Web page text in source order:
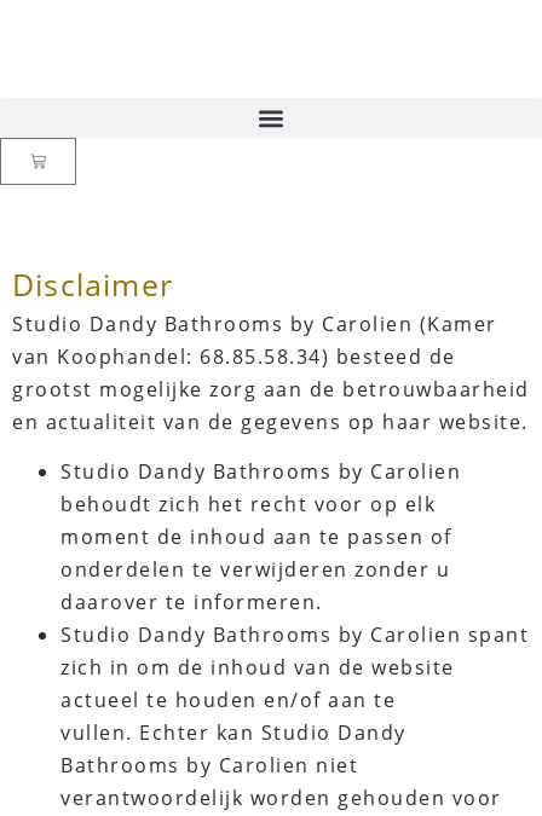
Disclaimer
Studio Dandy Bathrooms by Carolien (Kamer
van Koophandel: 68.85.58.34) besteed de
grootst mogelijke zorg aan de betrouwbaarheid
en actualiteit van de gegevens op haar website.
Studio Dandy Bathrooms by Carolien
behoudt zich het recht voor op elk
moment de inhoud aan te passen of
onderdelen te verwijderen zonder u
daarover te informeren.
Studio Dandy Bathrooms by Carolien spant
zich in om de inhoud van de website
actueel te houden en/of aan te
vullen. Echter kan Studio Dandy
Bathrooms by Carolien niet
verantwoordelijk worden gehouden voor